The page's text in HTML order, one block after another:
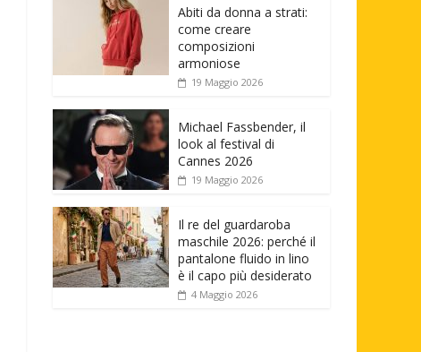
Abiti da donna a strati:
come creare
composizioni
armoniose
19 Maggio 2026
Michael Fassbender, il
look al festival di
Cannes 2026
19 Maggio 2026
Il re del guardaroba
maschile 2026: perché il
pantalone fluido in lino
è il capo più desiderato
4 Maggio 2026